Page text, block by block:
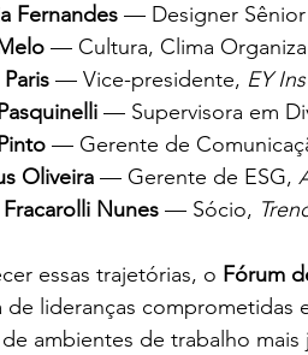
Fernandes — Designer
— Cultura, Clima
— Vice-presidente, EY
— Supervisora em
— Gerente de
Oliveira — Gerente de ESG,
Nunes — Sócio,
essas trajetórias, o Fórum
de lideranças comprometidas
ambientes de trabalho